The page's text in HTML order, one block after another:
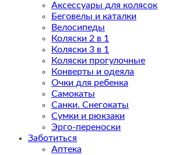
Аксессуары для колясок
Беговелы и каталки
Велосипеды
Коляски 2 в 1
Коляски 3 в 1
Коляски прогулочные
Конверты и одеяла
Очки для ребенка
Самокаты
Санки. Снегокаты
Сумки и рюкзаки
Эрго-переноски
Заботиться
Аптека